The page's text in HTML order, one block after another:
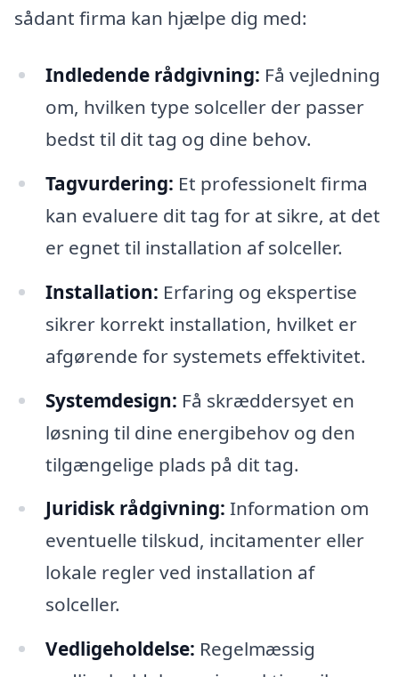
sådant firma kan hjælpe dig med:
Indledende rådgivning: Få vejledning
om, hvilken type solceller der passer
bedst til dit tag og dine behov.
Tagvurdering: Et professionelt firma
kan evaluere dit tag for at sikre, at det
er egnet til installation af solceller.
Installation: Erfaring og ekspertise
sikrer korrekt installation, hvilket er
afgørende for systemets effektivitet.
Systemdesign: Få skræddersyet en
løsning til dine energibehov og den
tilgængelige plads på dit tag.
Juridisk rådgivning: Information om
eventuelle tilskud, incitamenter eller
lokale regler ved installation af
solceller.
Vedligeholdelse: Regelmæssig